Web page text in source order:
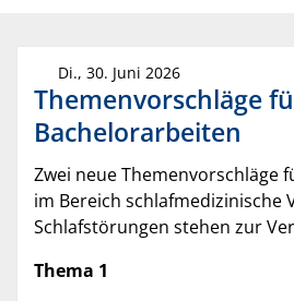
Di., 30. Juni 2026
Themenvorschläge
Bachelorarbeiten
Zwei neue Themenvorschläge
im Bereich schlafmedizinische
Schlafstörungen stehen zur
Thema 1